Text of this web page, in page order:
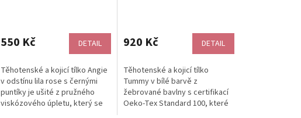
550 Kč DETAIL
Těhotenské a kojicí tílko Angie
v odstínu lila rose s černými
puntíky je ušité z pružného
viskózového úpletu, který se
920 Kč DETAIL
Těhotenské a kojicí tílko
Tummy v bílé barvě z
žebrované bavlny s certifikací
Oeko‑Tex Standard 100, které